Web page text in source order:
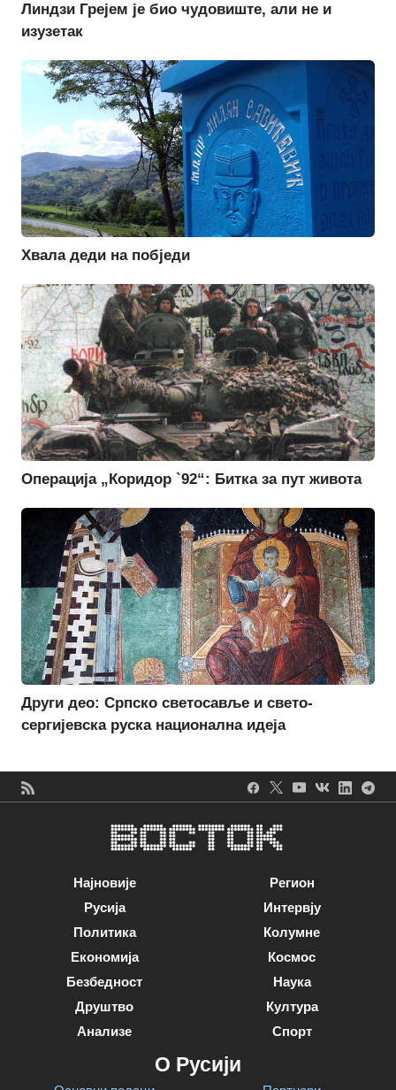
Линдзи Грејем је био чудовиште, али не и
изузетак
Хвала деди на побједи
Операција „Коридор `92“: Битка за пут живота
Други део: Српско светосавље и свето-
сергијевска руска национална идеја
Најновије
Русија
Политика
Економија
Безбедност
Друштво
Анализе
Регион
Интервју
Колумне
Космос
Наука
Култура
Спорт
О Русији